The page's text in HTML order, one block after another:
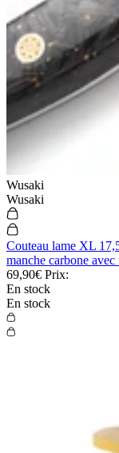
Wusaki
Wusaki
Couteau lame XL
manche carbone
69,90€ Prix:
En stock
En stock